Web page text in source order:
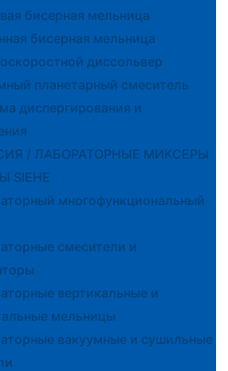
бисерная мельница
бисерная мельница
диссольвер
планетарный смеситель
диспергирования и
/ ЛАБОРАТОРНЫЕ МИКСЕРЫ
SIEHE
многофункциональный
смесители и
вертикальные и
мельницы
вакуумные и сушильные